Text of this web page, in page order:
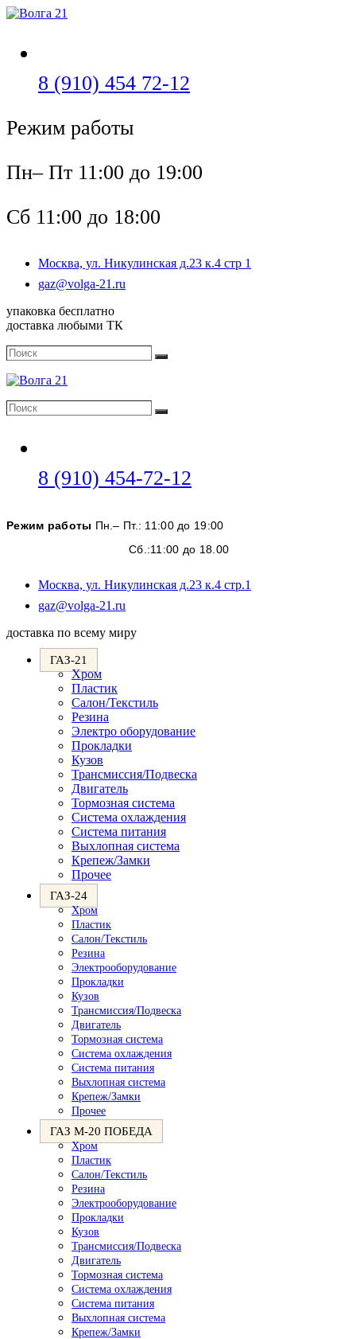
Перейти
8 (910) 454 72-12
Режим работы
Пн– Пт 11:00 до 19:00
Сб 11:00 до 18:00
Москва, ул. Никулинская д.23 к.4 стр 1
gaz@volga-21.ru
упаковка бесплатно
доставка любыми ТК
Поиск
Поиск
Поиск
Поиск
8 (910) 454-72-12
вашем
приложении
Режим работы Пн.– Пт.: 11:00 до 19:00
Сб.:11:00 до 18.00
Москва, ул. Никулинская д.23 к.4 стр.1
gaz@volga-21.ru
вашем
доставка по всему миру
ГАЗ-21
Хром
Пластик
Салон/Текстиль
Резина
Электро оборудование
Прокладки
Кузов
Трансмиссия/Подвеска
Двигатель
Тормозная система
Система охлаждения
Система питания
Выхлопная система
Крепеж/Замки
Прочее
ГАЗ-24
Хром
Пластик
Салон/Текстиль
Резина
Электрооборудование
Прокладки
Кузов
Трансмиссия/Подвеска
Двигатель
Тормозная система
Система охлаждения
Система питания
Выхлопная система
Крепеж/Замки
Прочее
ГАЗ М-20 ПОБЕДА
Хром
Пластик
Салон/Текстиль
Резина
Электрооборудование
Прокладки
Кузов
Трансмиссия/Подвеска
Двигатель
Тормозная система
Система охлаждения
Система питания
Выхлопная система
Крепеж/Замки